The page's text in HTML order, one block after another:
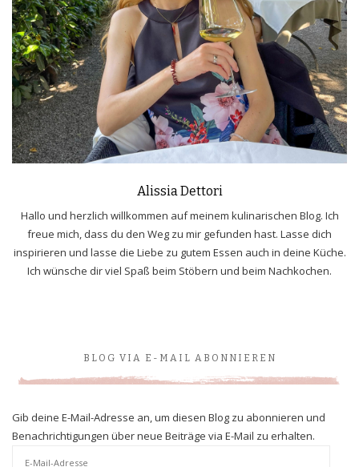
Alissia Dettori
Hallo und herzlich willkommen auf meinem kulinarischen Blog. Ich
freue mich, dass du den Weg zu mir gefunden hast. Lasse dich
inspirieren und lasse die Liebe zu gutem Essen auch in deine Küche.
Ich wünsche dir viel Spaß beim Stöbern und beim Nachkochen.
BLOG VIA E-MAIL ABONNIEREN
Gib deine E-Mail-Adresse an, um diesen Blog zu abonnieren und
Benachrichtigungen über neue Beiträge via E-Mail zu erhalten.